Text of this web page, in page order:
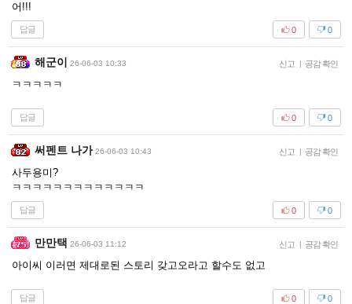
어!!!
답글 0
0
해군이 26-06-03 10:33 신고 | 공감 확인
ㅋㅋㅋㅋㅋ
답글 0
0
써펜트 나가 26-06-03 10:43 신고 | 공감 확인
사두용미?
ㅋㅋㅋㅋㅋㅋㅋㅋㅋㅋㅋㅋㅋ
답글 0
0
만만택 26-06-03 11:12 신고 | 공감 확인
아이씨 이러면 제대로된 스토리 갖고오라고 할수도 없고
답글 0
0